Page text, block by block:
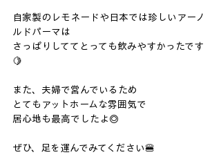
自家製のレモネードや日本では珍しいアーノ
ルドパーマは
さっぱりしててとっても飲みやすかったです
🍋
また、夫婦で営んでいるため
とてもアットホームな雰囲気で
居心地も最高でしたよ◎
ぜひ、足を運んでみてください🍔